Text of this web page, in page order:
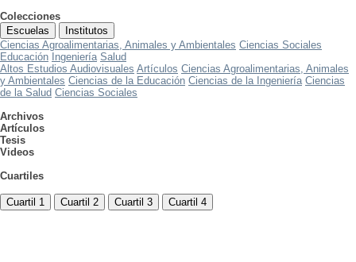
Colecciones
Escuelas
Institutos
Ciencias Agroalimentarias, Animales y Ambientales Ciencias Sociales
Educación Ingeniería Salud
Altos Estudios Audiovisuales Artículos Ciencias Agroalimentarias, Animales
y Ambientales Ciencias de la Educación Ciencias de la Ingeniería Ciencias
de la Salud Ciencias Sociales
Archivos
Artículos
Tesis
Videos
Cuartiles
Cuartil 1 Cuartil 2 Cuartil 3 Cuartil 4